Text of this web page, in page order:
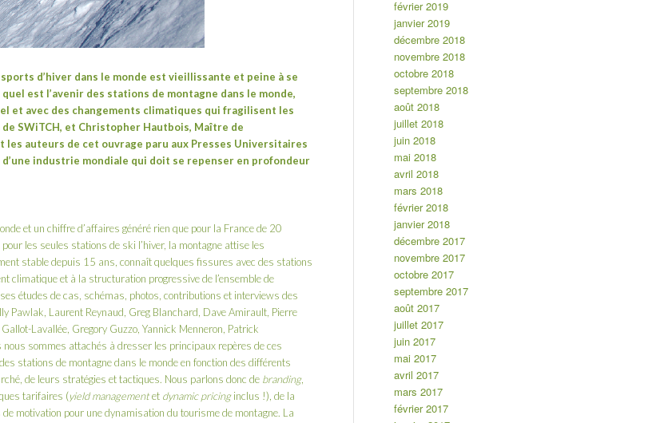
d’hiver dans le monde est vieillissante et peine à se
est l’avenir des stations de montagne dans le monde,
et avec des changements climatiques qui fragilisent les
de SWiTCH, et Christopher Hautbois, Maître de
les auteurs de cet ouvrage paru aux Presses Universitaires
industrie mondiale qui doit se repenser en profondeur
et un chiffre d’affaires généré rien que pour la France de 20
les seules stations de ski l’hiver, la montagne attise les
stable depuis 15 ans, connaît quelques fissures avec des stations
climatique et à la structuration progressive de l’ensemble de
études de cas, schémas, photos, contributions et interviews des
Pawlak, Laurent Reynaud, Greg Blanchard, Dave Amirault, Pierre
Lavallée, Gregory Guzzo, Yannick Menneron, Patrick
nous sommes attachés à dresser les principaux repères de ces
stations de montagne dans le monde en fonction des différents
de leurs stratégies et tactiques. Nous parlons donc de branding,
tarifaires (yield managementet dynamic pricinginclus !), de la
motivation pour une dynamisation du tourisme de montagne. La
février 2019
janvier 2019
décembre 2018
novembre 2018
octobre 2018
septembre 2018
août 2018
juillet 2018
juin 2018
mai 2018
avril 2018
mars 2018
février 2018
janvier 2018
décembre 2017
novembre 2017
octobre 2017
septembre 2017
août 2017
juillet 2017
juin 2017
mai 2017
avril 2017
mars 2017
février 2017